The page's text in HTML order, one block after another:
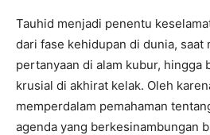
Tauhid menjadi penentu
dari fase kehidupan di dunia, saat
pertanyaan di alam kubur, hingga
krusial di akhirat kelak. Oleh
memperdalam pemahaman
agenda yang berkesinambungan